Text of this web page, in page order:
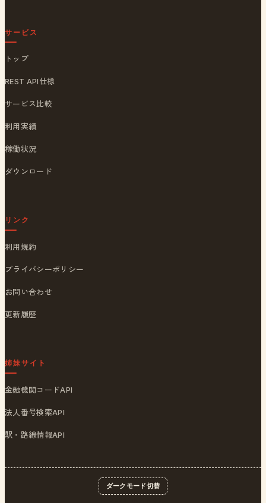
サービス
トップ
REST API仕様
サービス比較
利用実績
稼働状況
ダウンロード
リンク
利用規約
プライバシーポリシー
お問い合わせ
更新履歴
姉妹サイト
金融機関コードAPI
法人番号検索API
駅・路線情報API
ダークモード切替